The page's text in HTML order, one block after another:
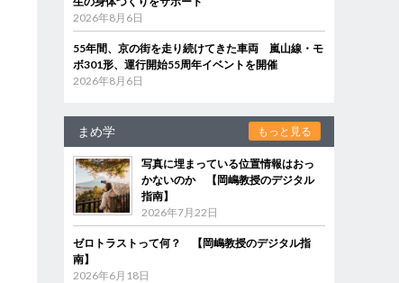
2026年8月6日
55年間、京の街を走り続けてきた車両 嵐山線・モ
ボ301形、運行開始55周年イベントを開催
2026年8月6日
まめ学 もっと見る
写真に埋まっている位置情報はおっ
かないのか 【岡嶋教授のデジタル
指南】
2026年7月22日
ゼロトラストって何？ 【岡嶋教授のデジタル指
南】
2026年6月18日